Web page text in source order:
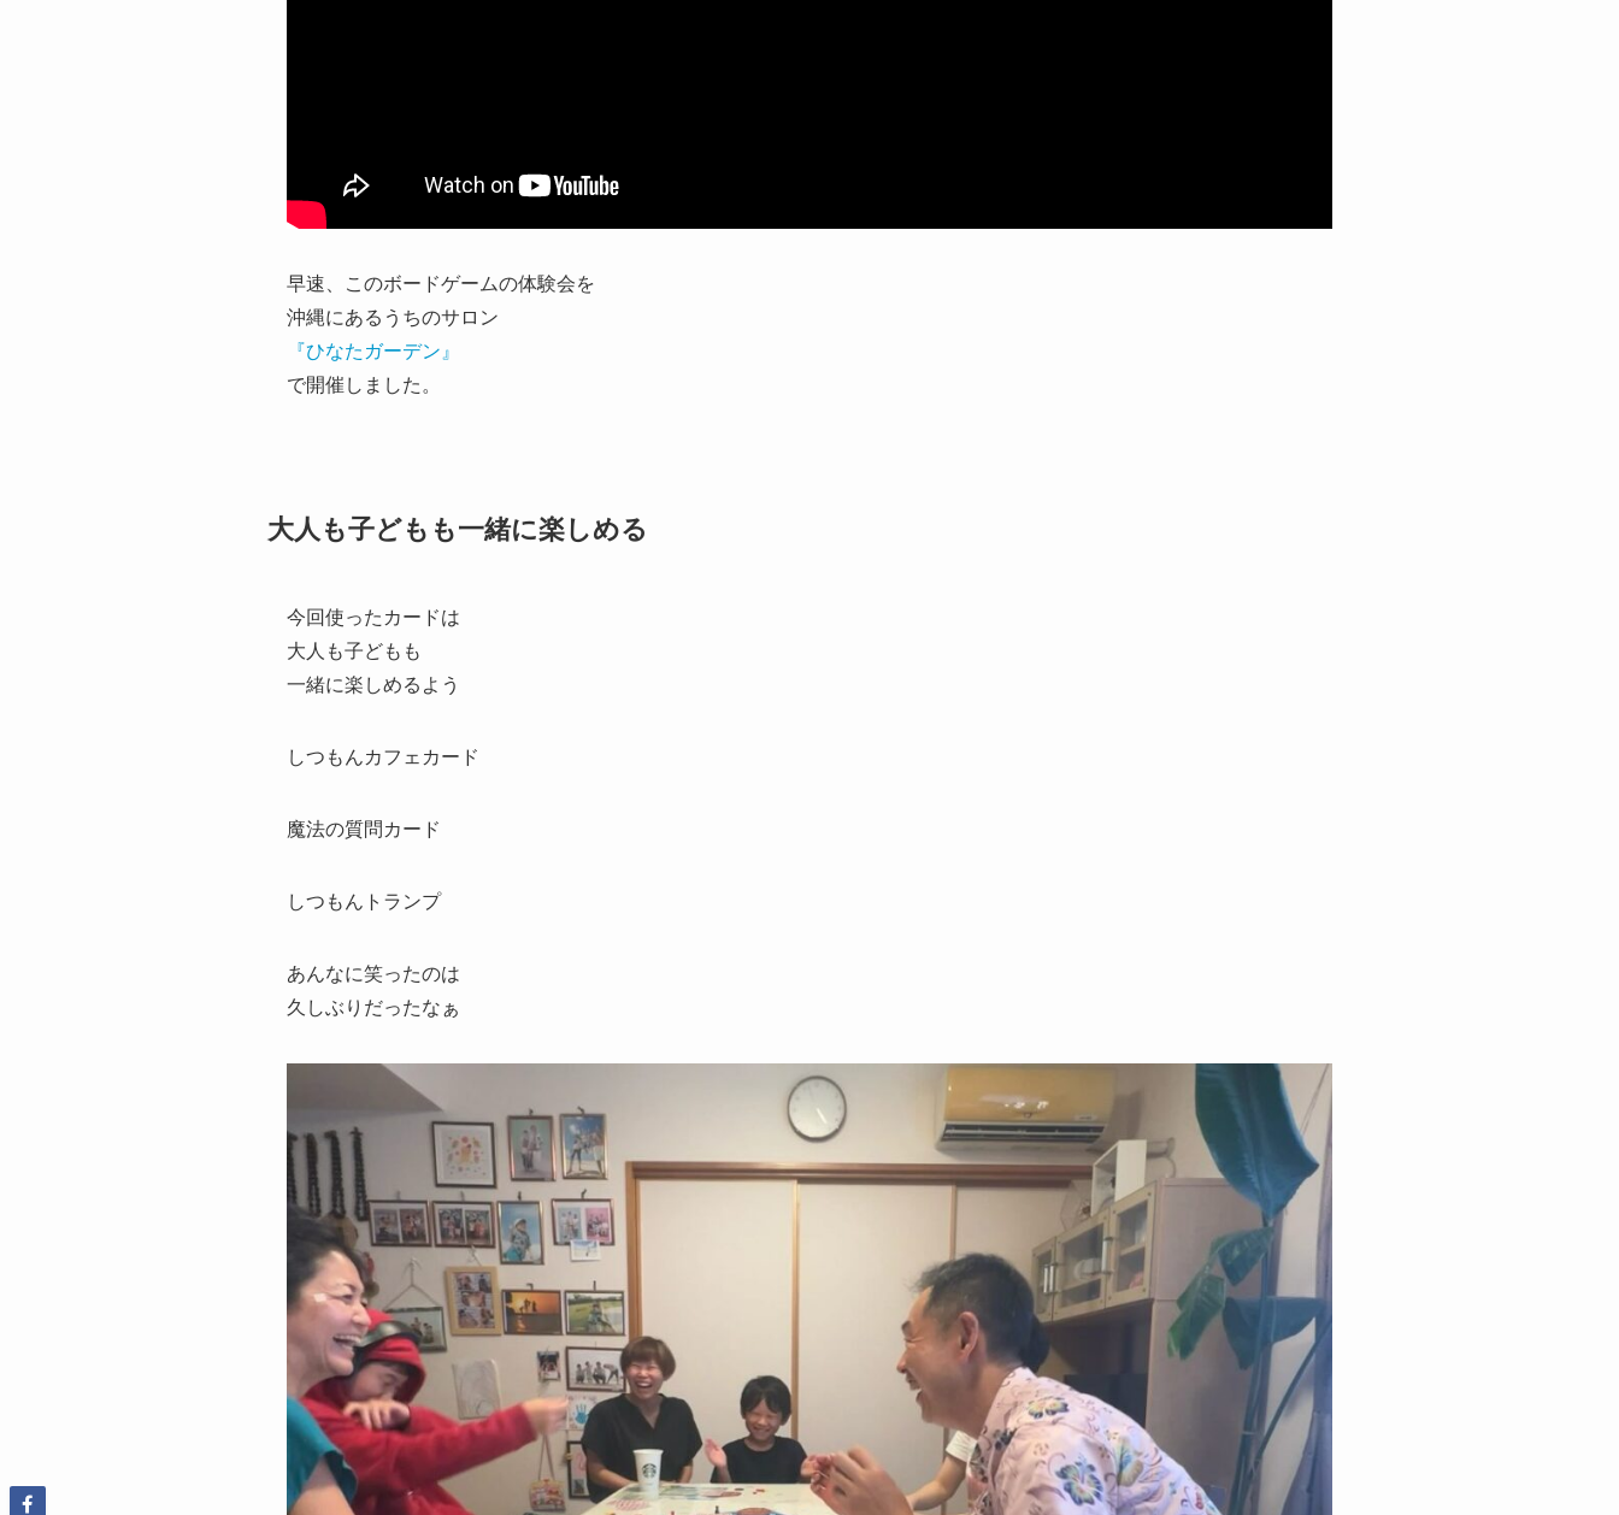
早速、このボードゲームの体験会を
沖縄にあるうちのサロン
『ひなたガーデン』
で開催しました。
大人も子どもも一緒に楽しめる
今回使ったカードは
大人も子どもも
一緒に楽しめるよう
しつもんカフェカード
魔法の質問カード
しつもんトランプ
あんなに笑ったのは
久しぶりだったなぁ